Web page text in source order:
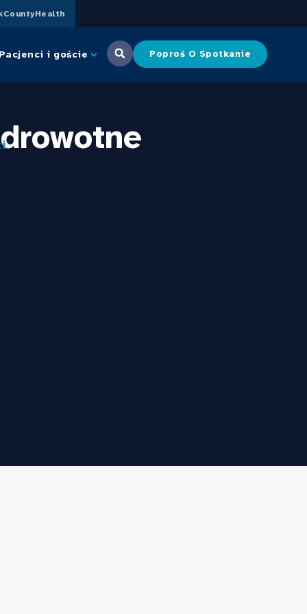
Pacjenci i goście Poproś O Spotkanie